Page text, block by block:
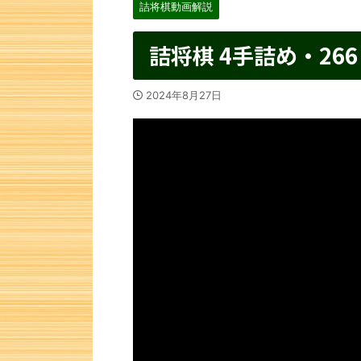
詰将棋動画解説
詰将棋 4手詰め・
2024年8月27日